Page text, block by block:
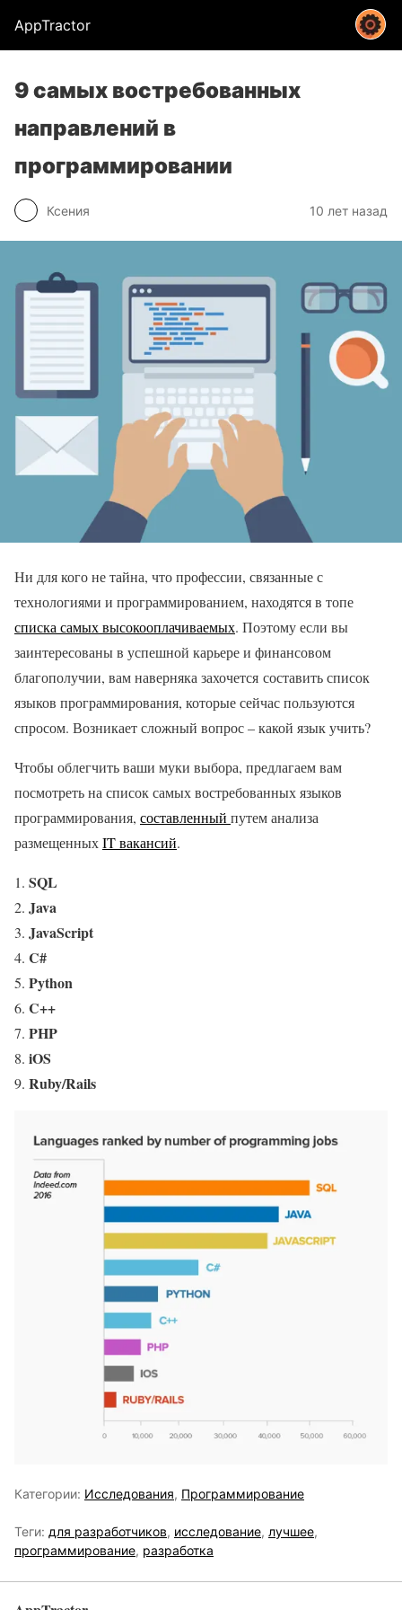
AppTractor
9 самых востребованных
направлений в
программировании
Ксения 10 лет назад
Ни для кого не тайна, что профессии, связанные с
технологиями и программированием, находятся в топе
списка самых высокооплачиваемых. Поэтому если вы
заинтересованы в успешной карьере и финансовом
благополучии, вам наверняка захочется составить список
языков программирования, которые сейчас пользуются
спросом. Возникает сложный вопрос – какой язык учить?
Чтобы облегчить ваши муки выбора, предлагаем вам
посмотреть на список самых востребованных языков
программирования, составленный путем анализа
размещенныхIT вакансий.
SQL
Java
JavaScript
C#
Python
C++
PHP
iOS
Ruby/Rails
Категории: Исследования, Программирование
Теги: для разработчиков, исследование, лучшее,
программирование, разработка